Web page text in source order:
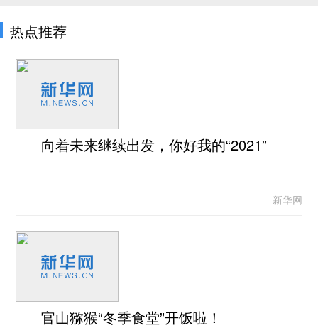
热点推荐
向着未来继续出发，你好我的“2021”
新华网
官山猕猴“冬季食堂”开饭啦！